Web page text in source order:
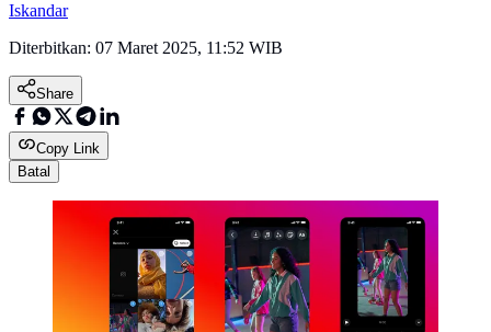
Iskandar
Diterbitkan: 07 Maret 2025, 11:52 WIB
Share
Copy Link
Batal